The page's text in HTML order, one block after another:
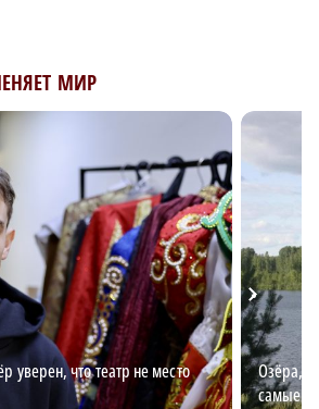
МИР
уверен, что театр не место
Озёра,
самые